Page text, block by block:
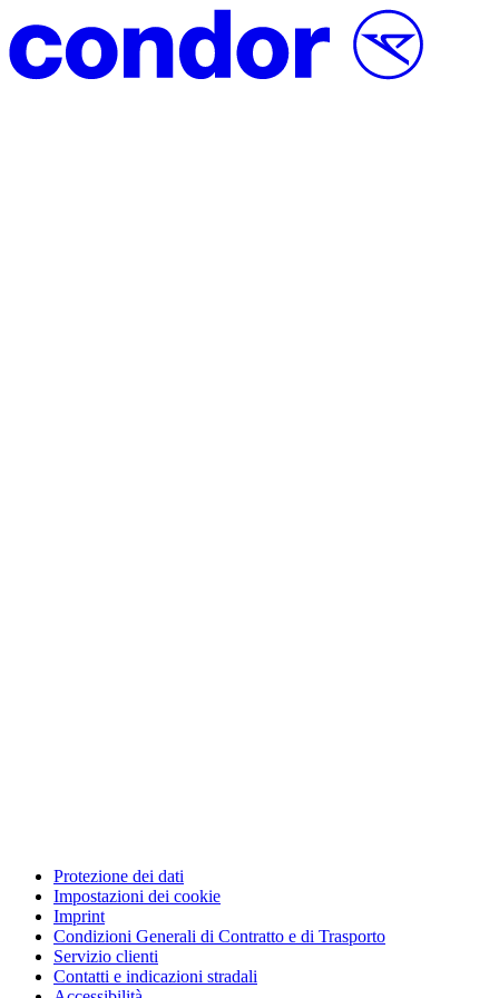
Protezione dei dati
Impostazioni dei cookie
Imprint
Condizioni Generali di Contratto e di Trasporto
Servizio clienti
Contatti e indicazioni stradali